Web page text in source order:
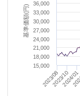
基準価額(円)
2023/082023/102024/01
18,000
24,000
30,000
36,000
15,000
21,000
27,000
33,000